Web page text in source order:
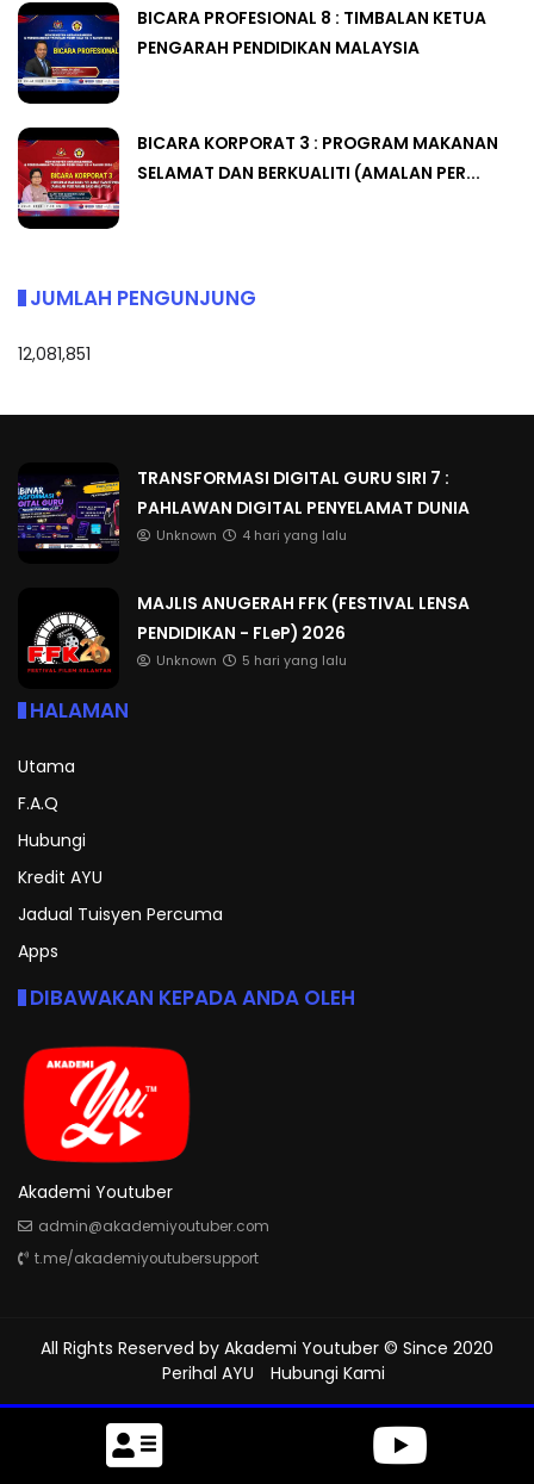
BICARA PROFESIONAL 8 : TIMBALAN KETUA
PENGARAH PENDIDIKAN MALAYSIA
BICARA KORPORAT 3 : PROGRAM MAKANAN
SELAMAT DAN BERKUALITI (AMALAN PER...
JUMLAH PENGUNJUNG
12,081,851
TRANSFORMASI DIGITAL GURU SIRI 7 :
PAHLAWAN DIGITAL PENYELAMAT DUNIA
Unknown 4 hari yang lalu
MAJLIS ANUGERAH FFK (FESTIVAL LENSA
PENDIDIKAN - FLeP) 2026
Unknown 5 hari yang lalu
HALAMAN
Utama
F.A.Q
Hubungi
Kredit AYU
Jadual Tuisyen Percuma
Apps
DIBAWAKAN KEPADA ANDA OLEH
Akademi Youtuber
admin@akademiyoutuber.com
t.me/akademiyoutubersupport
All Rights Reserved by Akademi Youtuber © Since 2020
Perihal AYU
Hubungi Kami